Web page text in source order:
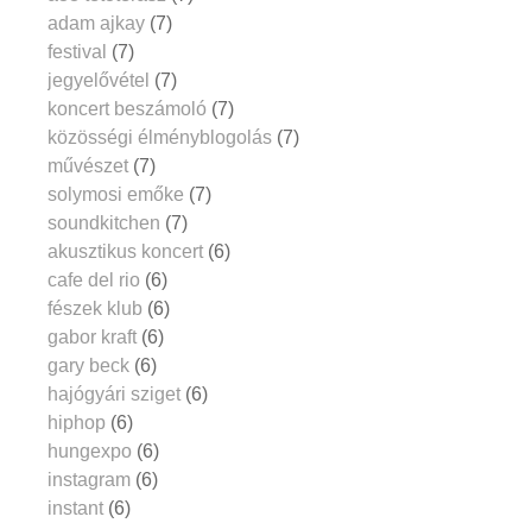
adam ajkay (7)
festival (7)
jegyelővétel (7)
koncert beszámoló (7)
közösségi élményblogolás (7)
művészet (7)
solymosi emőke (7)
soundkitchen (7)
akusztikus koncert (6)
cafe del rio (6)
fészek klub (6)
gabor kraft (6)
gary beck (6)
hajógyári sziget (6)
hiphop (6)
hungexpo (6)
instagram (6)
instant (6)